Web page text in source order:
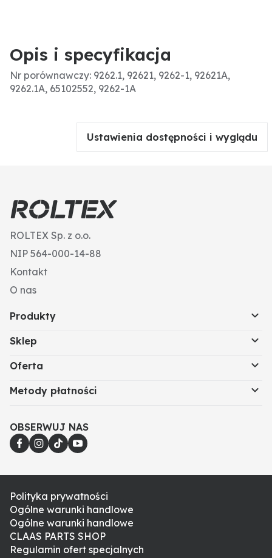
Opis i specyfikacja
Nr porównawczy: 9262.1, 92621, 9262-1, 92621A,
9262.1A, 65102552, 9262-1A
Ustawienia dostępności i wyglądu
ROLTEX Sp. z o.o.
NIP 564-000-14-88
Kontakt
O nas
Produkty
Sklep
Oferta
Metody płatności
OBSERWUJ NAS
Polityka prywatności
Ogólne warunki handlowe
Ogólne warunki handlowe
CLAAS PARTS SHOP
Regulamin ofert specjalnych